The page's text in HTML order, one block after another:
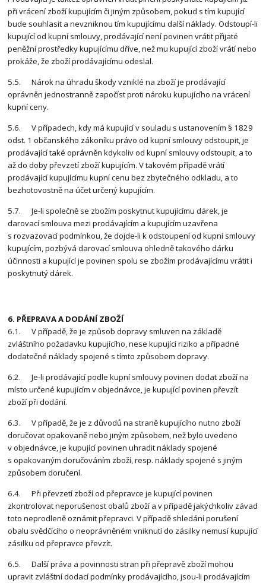
při vrácení zboží kupujícím či jiným způsobem, pokud s tím kupující
bude souhlasit a nevzniknou tím kupujícímu další náklady. Odstoupí-li
kupující od kupní smlouvy, prodávající není povinen vrátit přijaté
peněžní prostředky kupujícímu dříve, než mu kupující zboží vrátí nebo
prokáže, že zboží prodávajícímu odeslal.
5.5. Nárok na úhradu škody vzniklé na zboží je prodávající
oprávněn jednostranně započíst proti nároku kupujícího na vrácení
kupní ceny.
5.6. V případech, kdy má kupující v souladu s ustanovením § 1829
odst. 1 občanského zákoníku právo od kupní smlouvy odstoupit, je
prodávající také oprávněn kdykoliv od kupní smlouvy odstoupit, a to
až do doby převzetí zboží kupujícím. V takovém případě vrátí
prodávající kupujícímu kupní cenu bez zbytečného odkladu, a to
bezhotovostně na účet určený kupujícím.
5.7. Je-li společně se zbožím poskytnut kupujícímu dárek, je
darovací smlouva mezi prodávajícím a kupujícím uzavřena
s rozvazovací podmínkou, že dojde-li k odstoupení od kupní smlouvy
kupujícím, pozbývá darovací smlouva ohledně takového dárku
účinnosti a kupující je povinen spolu se zbožím prodávajícímu vrátit i
poskytnutý dárek.
6. PŘEPRAVA A DODÁNÍ ZBOŽÍ
6.1. V případě, že je způsob dopravy smluven na základě
zvláštního požadavku kupujícího, nese kupující riziko a případné
dodatečné náklady spojené s tímto způsobem dopravy.
6.2. Je-li prodávající podle kupní smlouvy povinen dodat zboží na
místo určené kupujícím v objednávce, je kupující povinen převzít
zboží při dodání.
6.3. V případě, že je z důvodů na straně kupujícího nutno zboží
doručovat opakovaně nebo jiným způsobem, než bylo uvedeno
v objednávce, je kupující povinen uhradit náklady spojené
s opakovaným doručováním zboží, resp. náklady spojené s jiným
způsobem doručení.
6.4. Při převzetí zboží od přepravce je kupující povinen
zkontrolovat neporušenost obalů zboží a v případě jakýchkoliv závad
toto neprodleně oznámit přepravci. V případě shledání porušení
obalu svědčícího o neoprávněném vniknutí do zásilky nemusí kupující
zásilku od přepravce převzít.
6.5. Další práva a povinnosti stran při přepravě zboží mohou
upravit zvláštní dodací podmínky prodávajícího, jsou-li prodávajícím